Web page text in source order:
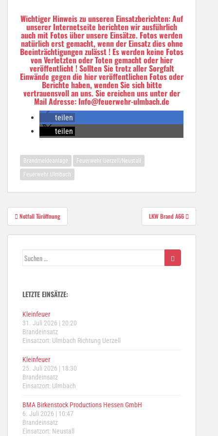
Wichtiger Hinweis zu unseren Einsatzberichten: Auf
unserer Internetseite berichten wir ausführlich
auch mit Fotos über unsere Einsätze. Fotos werden
natürlich erst gemacht, wenn der Einsatz dies ohne
Beeinträchtigungen zulässt ! Es werden keine Fotos
von Verletzten oder Toten gemacht oder hier
veröffentlicht ! Sollten Sie trotz aller Sorgfalt
Einwände gegen die hier veröffentlichen Fotos oder
Berichte haben, wenden Sie sich bitte
vertrauensvoll an uns. Sie ereichen uns unter der
Mail Adresse: Info@feuerwehr-ulmbach.de
teilen
teilen
Brandmeldeanlage
Feuerwehr Uerzell/Neustall
Feuerwehr Ulmbach
Beitragsnavigation
Notfall Türöffnung LKW Brand A66
Suchen
LETZTE EINSÄTZE:
Kleinfeuer
31. Juli 2026 | 20:20
Brandeinsatz
Einsatzort: Ulmbach Richtung Uerzell
Kleinfeuer
25. Juli 2026 | 18:30
Brandeinsatz
Einsatzort: Ulmbach
BMA Birkenstock Productions Hessen GmbH
6. Juli 2026 | 10:47
Brandeinsatz
Einsatzort: Neustall